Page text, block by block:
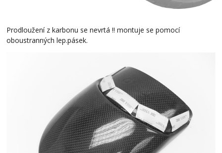
Prodloužení z karbonu se nevrtá !! montuje se pomocí
oboustranných lep.pásek.